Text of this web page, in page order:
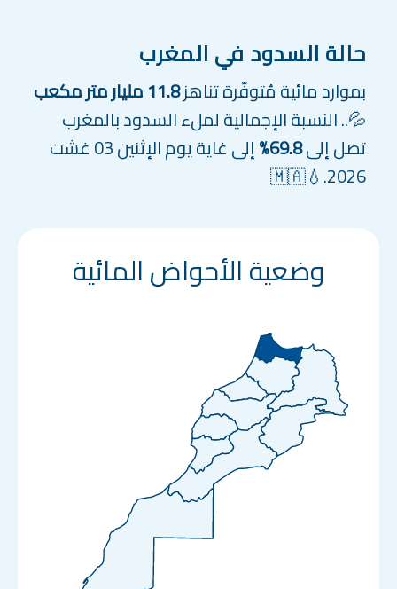
حالة السدود في المغرب
بموارد مائية مُتوفّرة تناهز11.8 مليار متر مكعب
💦.. النسبة الإجمالية لملء السدود بالمغرب
تصل إلى69.8%
إلى غاية يوم الإثنين 03 غشت
2026.💧🇲🇦
وضعية الأحواض المائية